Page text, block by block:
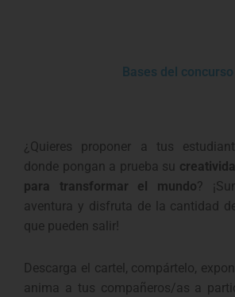
Bases del concurso
¿Quieres proponer a tus
donde pongan a prueba su
para transformar el mundo?
aventura y disfruta de la cantidad
que pueden salir!
Descarga el cartel, compártelo,
anima a tus compañeros/as a